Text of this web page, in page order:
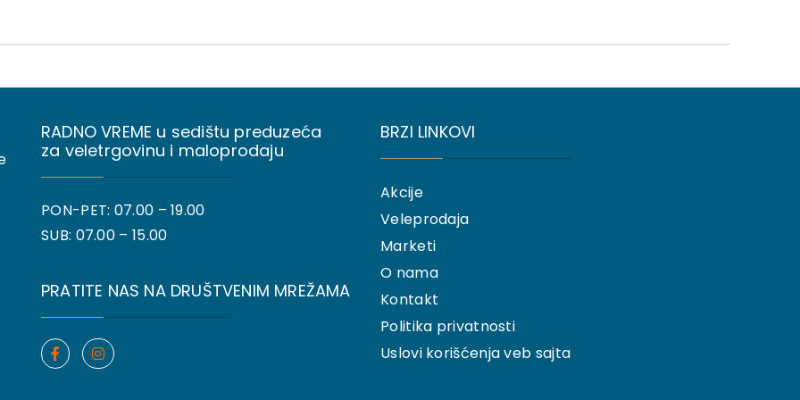
RADNO VREME u sedištu preduzeća
za veletrgovinu i maloprodaju
PON-PET: 07.00 – 19.00
SUB: 07.00 – 15.00
PRATITE NAS NA DRUŠTVENIM MREŽAMA
BRZI LINKOVI
Akcije
Veleprodaja
Marketi
O nama
Kontakt
Politika privatnosti
Uslovi korišćenja veb sajta